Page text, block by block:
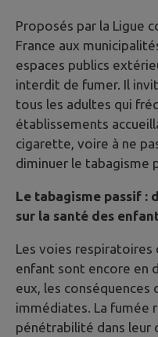
Proposés par la Ligue
France aux
espaces publics
interdit de fumer. Il
tous les adultes qui
établissements
cigarette, voire à ne
diminuer le tabagisme
Le tabagisme passif :
sur la santé des
Les voies respiratoires
enfant sont encore en
eux, les conséquences
immédiates. La fumée
pénétrabilité dans leur